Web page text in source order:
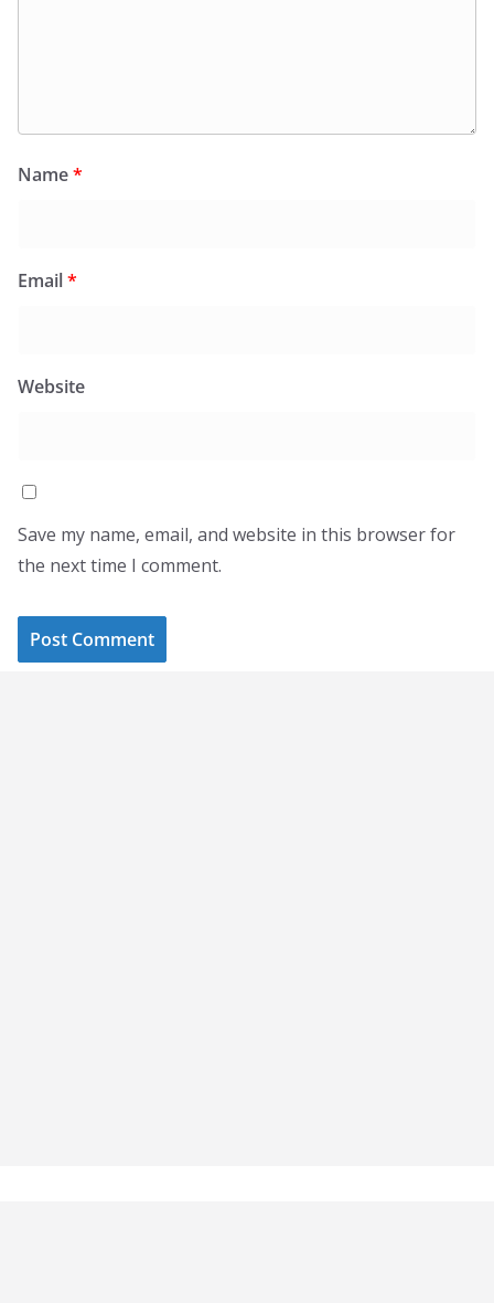
Name*
Email*
Website
Save my name, email, and website in this browser for
the next time I comment.